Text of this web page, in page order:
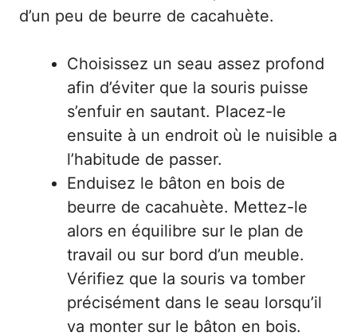
d’un peu de beurre de cacahuète.
Choisissez un seau assez profond
afin d’éviter que la souris puisse
s’enfuir en sautant. Placez-le
ensuite à un endroit où le nuisible a
l’habitude de passer.
Enduisez le bâton en bois de
beurre de cacahuète. Mettez-le
alors en équilibre sur le plan de
travail ou sur bord d’un meuble.
Vérifiez que la souris va tomber
précisément dans le seau lorsqu’il
va monter sur le bâton en bois.